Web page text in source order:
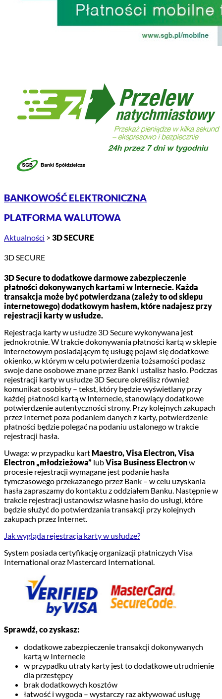
BANKOWOŚĆ ELEKTRONICZNA
PLATFORMA WALUTOWA
Aktualności > 3D SECURE
3D SECURE
3D Secure to dodatkowe darmowe zabezpieczenie
płatności dokonywanych kartami w Internecie. Każda
transakcja może być potwierdzana (zależy to od sklepu
internetowego) dodatkowym hasłem, które nadajesz przy
rejestracji karty w usłudze.
Rejestracja karty w usłudze 3D Secure wykonywana jest
jednokrotnie. W trakcie dokonywania płatności kartą w sklepie
internetowym posiadającym tę usługę pojawi się dodatkowe
okienko, w którym w celu potwierdzenia tożsamości podasz
swoje dane osobowe znane przez Bank i ustalisz hasło. Podczas
rejestracji karty w usłudze 3D Secure określisz również
komunikat osobisty – tekst, który będzie wyświetlany przy
każdej płatności kartą w Internecie, stanowiący dodatkowe
potwierdzenie autentyczności strony. Przy kolejnych zakupach
przez Internet poza podaniem danych z karty, potwierdzenie
płatności będzie polegać na podaniu ustalonego w trakcie
rejestracji hasła.
Uwaga: w przypadku kart Maestro, Visa Electron, Visa
Electron „młodzieżowa” lubVisa Business Electronw
procesie rejestracji wymagane jest podanie hasła
tymczasowego przekazanego przez Bank – w celu uzyskania
hasła zapraszamy do kontaktu z oddziałem Banku. Następnie w
trakcie rejestracji ustanowisz własne hasło do usługi, które
będzie służyć do potwierdzania transakcji przy kolejnych
zakupach przez Internet.
Jak wygląda rejestracja karty w usłudze?
System posiada certyfikację organizacji płatniczych Visa
International oraz Mastercard International.
Sprawdź, co zyskasz:
dodatkowe zabezpieczenie transakcji dokonywanych
kartą w Internecie
w przypadku utraty karty jest to dodatkowe utrudnienie
dla przestępcy
brak dodatkowych kosztów
łatwość i wygoda – wystarczy raz aktywować usługę